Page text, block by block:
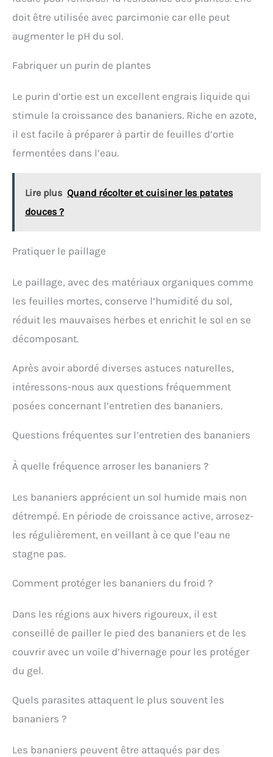
doit être utilisée avec parcimonie car elle peut
augmenter le pH du sol.
Fabriquer un purin de plantes
Le purin d’ortie est un excellent engrais liquide qui
stimule la croissance des bananiers. Riche en azote,
il est facile à préparer à partir de feuilles d’ortie
fermentées dans l’eau.
Lire plus Quand récolter et cuisiner les patates
douces ?
Pratiquer le paillage
Le paillage, avec des matériaux organiques comme
les feuilles mortes, conserve l’humidité du sol,
réduit les mauvaises herbes et enrichit le sol en se
décomposant.
Après avoir abordé diverses astuces naturelles,
intéressons-nous aux questions fréquemment
posées concernant l’entretien des bananiers.
Questions fréquentes sur l’entretien des bananiers
À quelle fréquence arroser les bananiers ?
Les bananiers apprécient un sol humide mais non
détrempé. En période de croissance active, arrosez-
les régulièrement, en veillant à ce que l’eau ne
stagne pas.
Comment protéger les bananiers du froid ?
Dans les régions aux hivers rigoureux, il est
conseillé de pailler le pied des bananiers et de les
couvrir avec un voile d’hivernage pour les protéger
du gel.
Quels parasites attaquent le plus souvent les
bananiers ?
Les bananiers peuvent être attaqués par des